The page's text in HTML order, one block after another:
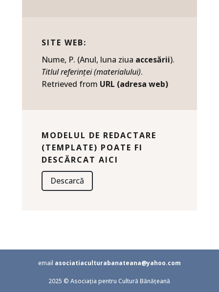
SITE WEB:
Nume, P. (Anul, luna ziua accesării).
Titlul referinței (materialului).
Retrieved from URL (adresa web)
MODELUL DE REDACTARE
(TEMPLATE) POATE FI
DESCĂRCAT AICI
Descarcă
email asociatiaculturabanateana@yahoo.com
2025 © Asociația pentru Cultură Bănățeană